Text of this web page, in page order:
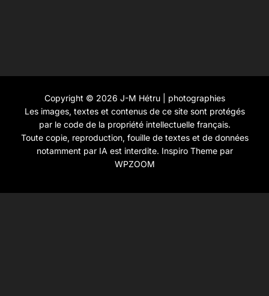
Copyright © 2026 J-M Hétru | photographies
Les images, textes et contenus de ce site sont protégés
par le code de la propriété intellectuelle français.
Toute copie, reproduction, fouille de textes et de données
notamment par IA est interdite. Inspiro Themepar
WPZOOM